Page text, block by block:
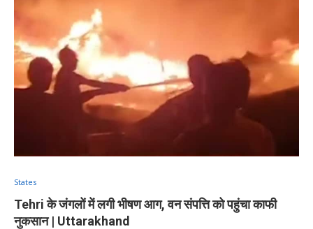
States
Tehri के जंगलों में लगी भीषण आग, वन संपत्ति को पहुंचा काफी
नुकसान | Uttarakhand